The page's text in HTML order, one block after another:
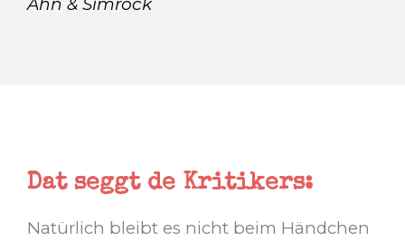
Dat seggt de Kritikers:
Natürlich bleibt es nicht beim Händchen